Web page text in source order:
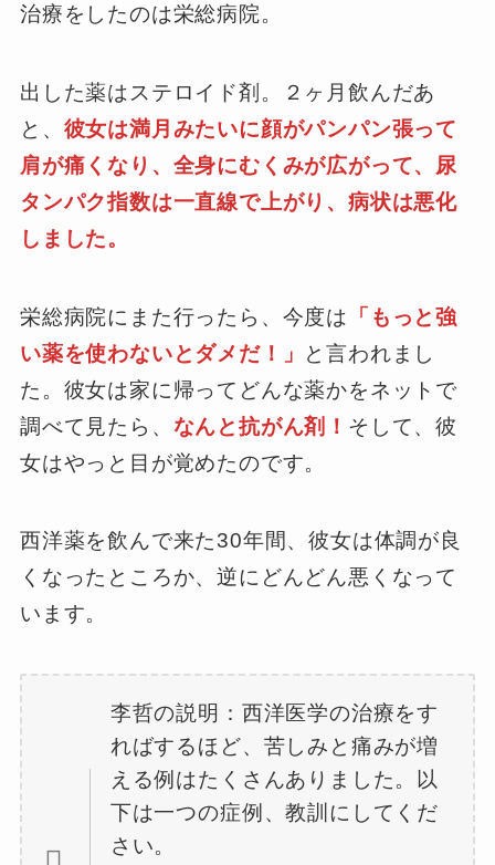
治療をしたのは栄総病院。
出した薬はステロイド剤。２ヶ月飲んだあ
と、 彼女は満月みたいに顔がパンパン張って
肩が痛くなり、全身にむくみが広がって、尿
タンパク指数は一直線で上がり、病状は悪化
しました。
栄総病院にまた行ったら、今度は 「もっと強
い薬を使わないとダメだ！」
と言われまし
た。彼女は家に帰ってどんな薬かをネットで
調べて見たら、 なんと抗がん剤！ そして、彼
女はやっと目が覚めたのです。
西洋薬を飲んで来た30年間、彼女は体調が良
くなったところか、逆にどんどん悪くなって
います。
李哲の説明：西洋医学の治療をす
ればするほど、苦しみと痛みが増
える例はたくさんありました。以
下は一つの症例、教訓にしてくだ
さい。